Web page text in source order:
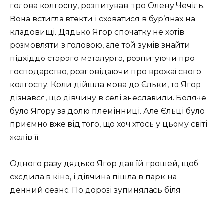
голова колгоспу, розпитував про Олену Чечіль.
Вона встигла втекти і сховатися в бур’янах на
кладовищі. Дядько Ягор спочатку не хотів
розмовляти з головою, але той зумів знайти
підхіддо старого металурга, розпитуючи про
господарство, розповідаючи про врожаї свого
колгоспу. Коли дійшла мова до Єльки, то Ягор
дізнався, що дівчину в селі знеславили. Боляче
було Ягору за долю племінниці. Але Єльці було
приємно вже від того, що хоч хтось у цьому світі
жалів її.
Одного разу дядько Ягор дав їй грошей, щоб
сходила в кіно, і дівчина пішла в парк на
денний сеанс. По дорозі зупинялась біля